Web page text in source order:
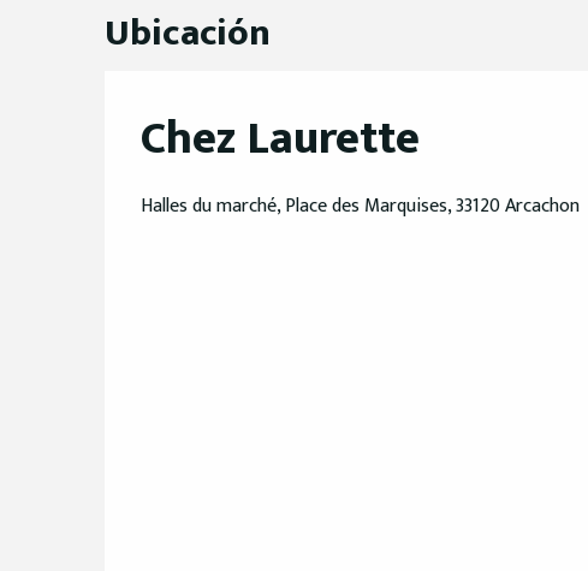
Ubicación
Chez Laurette
Halles du marché, Place des Marquises, 33120 Arcachon